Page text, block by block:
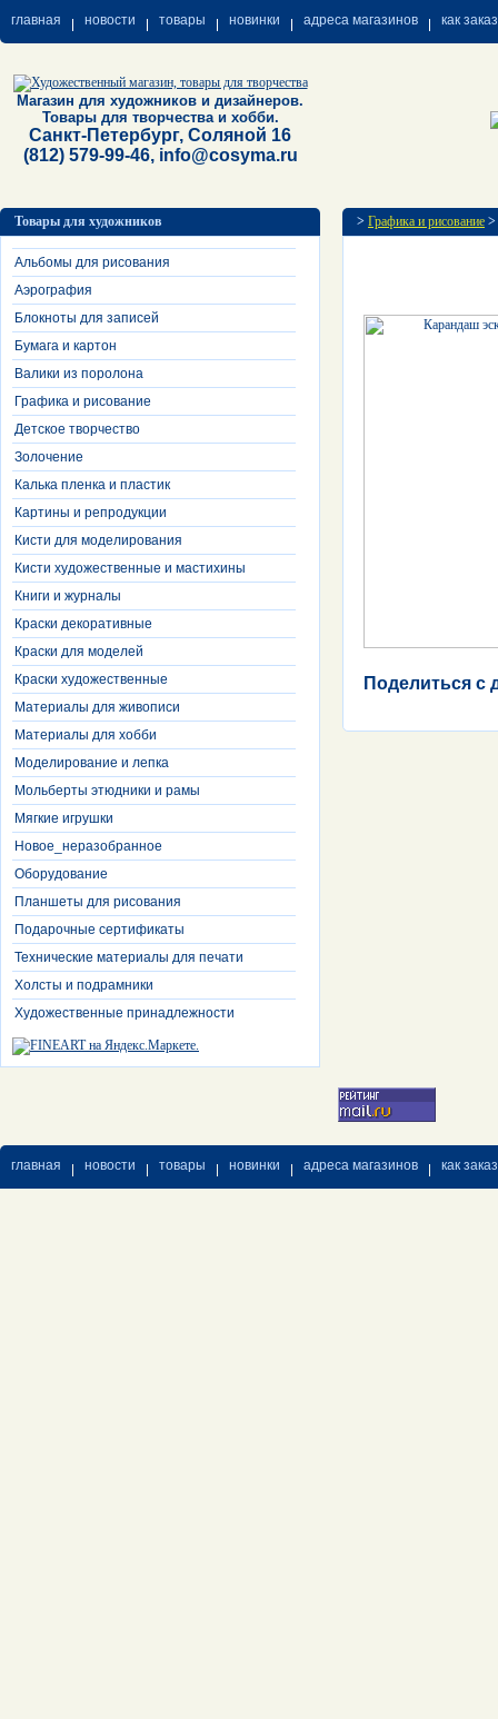
главная новости товары новинки адреса магазинов как
Магазин для художников и дизайнеров.
Товары для творчества и хобби.
Санкт-Петербург, Соляной 16
(812) 579-99-46, info@cosyma.ru
Товары для художников
Альбомы для рисования
Аэрография
Блокноты для записей
Бумага и картон
Валики из поролона
Графика и рисование
Детское творчество
Золочение
Калька пленка и пластик
Картины и репродукции
Кисти для моделирования
Кисти художественные и мастихины
Книги и журналы
Краски декоративные
Краски для моделей
Краски художественные
Материалы для живописи
Материалы для хобби
Моделирование и лепка
Мольберты этюдники и рамы
Мягкие игрушки
Новое_неразобранное
Оборудование
Планшеты для рисования
Подарочные сертификаты
Технические материалы для печати
Холсты и подрамники
Художественные принадлежности
> Графика и рисование >
Поделиться с
главная новости товары новинки адреса магазинов как